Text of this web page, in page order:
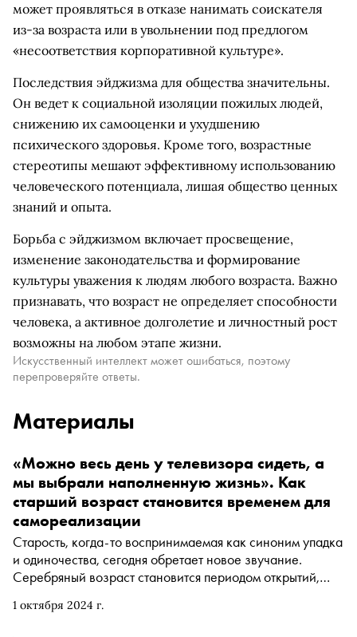
может проявляться в отказе нанимать соискателя
из-за возраста или в увольнении под предлогом
«несоответствия корпоративной культуре».
Последствия эйджизма для общества значительны.
Он ведет к социальной изоляции пожилых людей,
снижению их самооценки и ухудшению
психического здоровья. Кроме того, возрастные
стереотипы мешают эффективному использованию
человеческого потенциала, лишая общество ценных
знаний и опыта.
Борьба с эйджизмом включает просвещение,
изменение законодательства и формирование
культуры уважения к людям любого возраста. Важно
признавать, что возраст не определяет способности
человека, а активное долголетие и личностный рост
возможны на любом этапе жизни.
Искусственный интеллект может ошибаться, поэтому
перепроверяйте ответы.
Материалы
1 октября 2024 г.
«Можно весь день у телевизора сидеть, а
мы выбрали наполненную жизнь». Как
старший возраст становится временем для
самореализации
Старость, когда-то воспринимаемая как синоним упадка
и одиночества, сегодня обретает новое звучание.
Серебряный возраст становится периодом открытий,
преклонного возраста теснят с Патриарших прудов